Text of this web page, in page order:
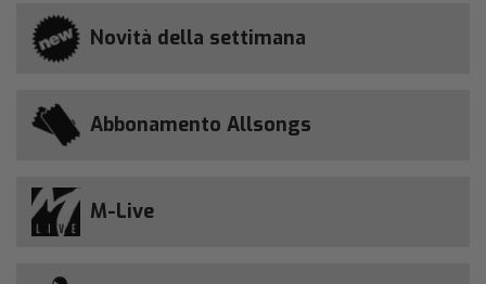
Novità della settimana
Abbonamento Allsongs
M-Live